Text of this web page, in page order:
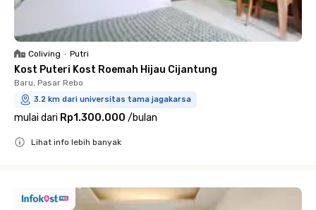
Coliving • Putri
Kost Puteri Kost Roemah Hijau Cijantung
Baru, Pasar Rebo
3.2 km dari universitas tama jagakarsa
mulai dari Rp1.300.000 /bulan
Lihat info lebih banyak